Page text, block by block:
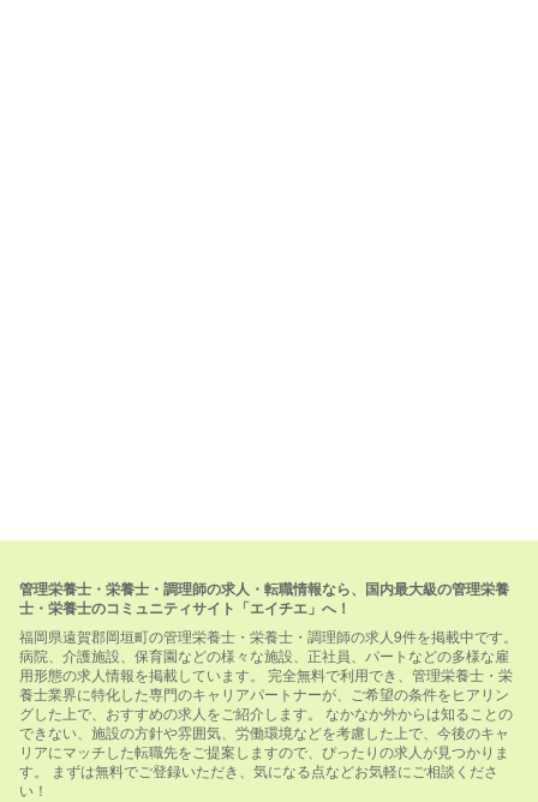
管理栄養士・栄養士・調理師の求人・転職情報なら、国内最大級の管理栄養
士・栄養士のコミュニティサイト「エイチエ」へ！
福岡県遠賀郡岡垣町の管理栄養士・栄養士・調理師の求人9件を掲載中です。
病院、介護施設、保育園などの様々な施設、正社員、パートなどの多様な雇
用形態の求人情報を掲載しています。 完全無料で利用でき、管理栄養士・栄
養士業界に特化した専門のキャリアパートナーが、ご希望の条件をヒアリン
グした上で、おすすめの求人をご紹介します。 なかなか外からは知ることの
できない、施設の方針や雰囲気、労働環境などを考慮した上で、今後のキャ
リアにマッチした転職先をご提案しますので、ぴったりの求人が見つかりま
す。 まずは無料でご登録いただき、気になる点などお気軽にご相談くださ
い！